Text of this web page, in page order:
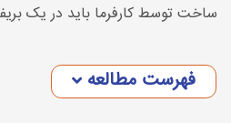
ساخت توسط کارفرما باید در یک
فهرست مطالعه